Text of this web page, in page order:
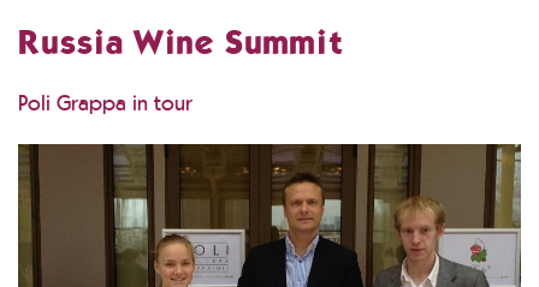
Russia Wine Summit
Poli Grappa in tour